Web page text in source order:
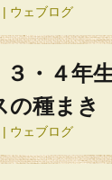
ウェブログ
・４年
の種まき
ウェブログ